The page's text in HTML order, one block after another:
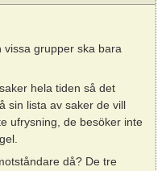
vissa grupper ska bara
hela tiden så det
sin lista av saker de vill
ufrysning, de besöker inte
då? De tre